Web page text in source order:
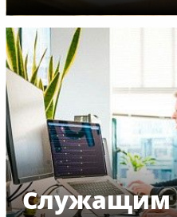
Служащим